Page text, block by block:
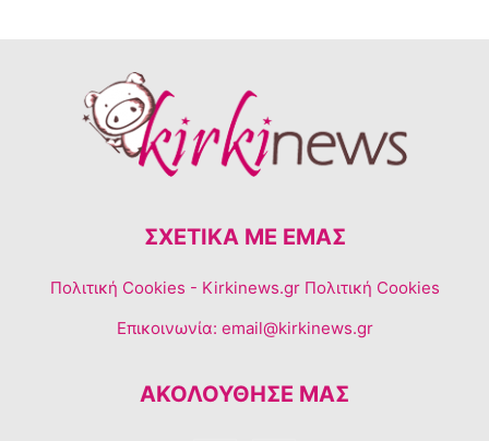
ΣΧΕΤΙΚΆ ΜΕ ΕΜΆΣ
Πολιτική Cookies - Kirkinews.gr Πολιτική Cookies
Επικοινωνία: email@kirkinews.gr
ΑΚΟΛΟΥΘΗΣΕ ΜΑΣ